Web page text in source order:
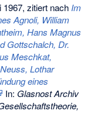
zitiert nach Im
Agnoli, William
Hans Magnus
Gottschalch, Dr.
Meschkat,
Lothar
eines
In: Glasnost Archiv